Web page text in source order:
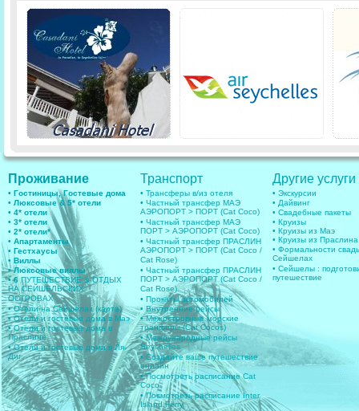
Проживание
• Гостиницы, Гостевые дома
• Люксовые & 5* отели
• 4* отели
• 3* отели
• 2* отели*
• Апартаменты
• Гестхаусы
• Виллы
• Люксовые виллы
• 6ПУТЕШЕСТВИЕ & ОТДЫХ
НА СЕЙШЕЛЬСКИХ
ОСТРОВАХ
• Отели на Сейшелах (карта)
• Отели и гостевые дома в Маэ
• Отели и гостевые дома в
Праслине
• Отели и гостевые дома в Ля-
Диг
Транспорт
• Трансферы в/из отеля
• Частный трансфер МАЭ
АЭРОПОРТ > ПОРТ (Cat Coco)
• Частный трансфер МАЭ
ПОРТ > АЭРОПОРТ (Cat Coco)
• Частный трансфер ПРАСЛИН
АЭРОПОРТ > ПОРТ (Cat Coco /
Cat Rose)
• Частный трансфер ПРАСЛИН
ПОРТ > АЭРОПОРТ (Cat Coco /
Cat Rose)
• Прокаты автомобилей
• Внутренние рейсы
• Межостровные морские
транферы (Cat Cocos)
• Международные рейсы
Seychelles
• Создайте ваше путешествие
онлайн
• Посмотреть расписание Cat
Coco
• Посмотреть расписание Inter
Island Ferry
Другие услуги
• Экскурсии
• Дайвинг
• Свадебные пакеты
• Круизы
• Круизы из Маэ
• Круизы из Праслина
• Формальности
Сейшелах
• Сейшелы :
путешествие